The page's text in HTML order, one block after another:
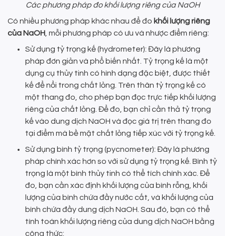
Các phương pháp đo khối lượng riêng của NaOH
Có nhiều phương pháp khác nhau để đo khối lượng riêng
của NaOH , mỗi phương pháp có ưu và nhược điểm riêng:
Sử dụng tỷ trọng kế (hydrometer): Đây là phương
pháp đơn giản và phổ biến nhất. Tỷ trọng kế là một
dụng cụ thủy tinh có hình dạng đặc biệt, được thiết
kế để nổi trong chất lỏng. Trên thân tỷ trọng kế có
một thang đo, cho phép bạn đọc trực tiếp khối lượng
riêng của chất lỏng. Để đo, bạn chỉ cần thả tỷ trọng
kế vào dung dịch NaOH và đọc giá trị trên thang đo
tại điểm mà bề mặt chất lỏng tiếp xúc với tỷ trọng kế.
Sử dụng bình tỷ trọng (pycnometer): Đây là phương
pháp chính xác hơn so với sử dụng tỷ trọng kế. Bình tỷ
trọng là một bình thủy tinh có thể tích chính xác. Để
đo, bạn cần xác định khối lượng của bình rỗng, khối
lượng của bình chứa đầy nước cất, và khối lượng của
bình chứa đầy dung dịch NaOH. Sau đó, bạn có thể
tính toán khối lượng riêng của dung dịch NaOH bằng
công thức: